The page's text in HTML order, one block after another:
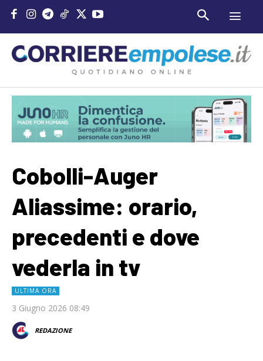
Cobolli-Auger
Aliassime: orario,
precedenti e dove
vederla in tv
ULTIMA ORA
3 Giugno 2026 08:49
REDAZIONE